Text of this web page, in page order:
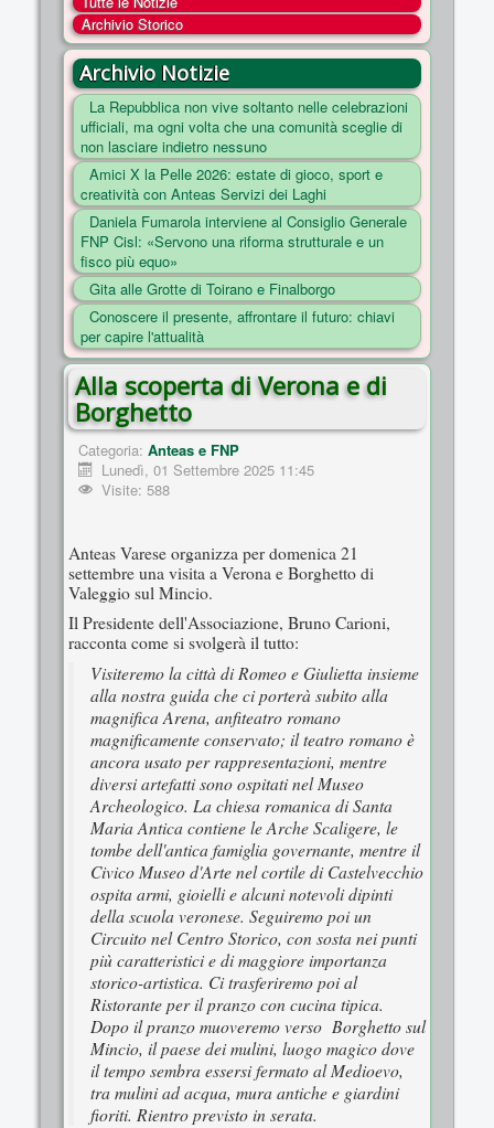
COSA FACCIAMO
ENTI
NOTIZIE
ESSENZIALI
MAPPA DEL SITO
CONVENZIONI
FOTO
SOCIAL
Archivio Storico
Archivio Notizie
La Repubblica non vive soltanto nelle celebrazioni
ufficiali, ma ogni volta che una comunità sceglie di
non lasciare indietro nessuno
Amici X la Pelle 2026: estate di gioco, sport e
creatività con Anteas Servizi dei Laghi
Daniela Fumarola interviene al Consiglio Generale
FNP Cisl: «Servono una riforma strutturale e un
fisco più equo»
Gita alle Grotte di Toirano e Finalborgo
Conoscere il presente, affrontare il futuro: chiavi
per capire l'attualità
Alla scoperta di Verona e di
Borghetto
Categoria: Anteas e FNP
Lunedì, 01 Settembre 2025 11:45
Visite: 588
Anteas Varese organizza per domenica 21
settembre una visita a Verona e Borghetto di
Valeggio sul Mincio.
Il Presidente dell'Associazione, Bruno Carioni,
racconta come si svolgerà il tutto:
Visiteremo la città di Romeo e Giulietta insieme
alla nostra guida che ci porterà subito alla
magnifica Arena, anfiteatro romano
magnificamente conservato; il teatro romano è
ancora usato per rappresentazioni, mentre
diversi artefatti sono ospitati nel Museo
Archeologico. La chiesa romanica di Santa
Maria Antica contiene le Arche Scaligere, le
tombe dell'antica famiglia governante, mentre il
Civico Museo d'Arte nel cortile di Castelvecchio
ospita armi, gioielli e alcuni notevoli dipinti
della scuola veronese. Seguiremo poi un
Circuito nel Centro Storico, con sosta nei punti
più caratteristici e di maggiore importanza
storico-artistica. Ci trasferiremo poi al
Ristorante per il pranzo con cucina tipica.
Dopo il pranzo muoveremo verso Borghetto sul
Mincio, il paese dei mulini, luogo magico dove
il tempo sembra essersi fermato al Medioevo,
tra mulini ad acqua, mura antiche e giardini
fioriti. Rientro previsto in serata.